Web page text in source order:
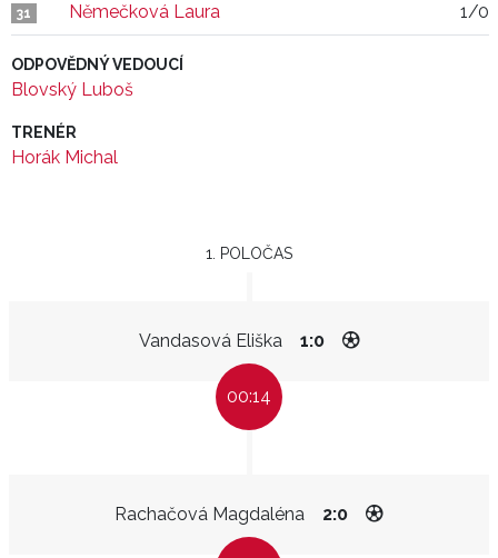
31 Němečková Laura 1/0
ODPOVĚDNÝ VEDOUCÍ
Blovský Luboš
TRENÉR
Horák Michal
1. POLOČAS
Vandasová Eliška 1:0
00:14
Rachačová Magdaléna 2:0